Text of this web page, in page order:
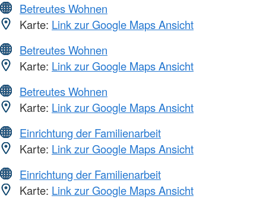
Betreutes Wohnen
Karte: Link zur Google Maps Ansicht
Betreutes Wohnen
Karte: Link zur Google Maps Ansicht
Betreutes Wohnen
Karte: Link zur Google Maps Ansicht
Einrichtung der Familienarbeit
Karte: Link zur Google Maps Ansicht
Einrichtung der Familienarbeit
Karte: Link zur Google Maps Ansicht